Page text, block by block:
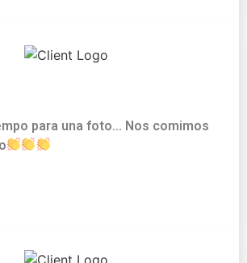
para una foto... Nos comimos